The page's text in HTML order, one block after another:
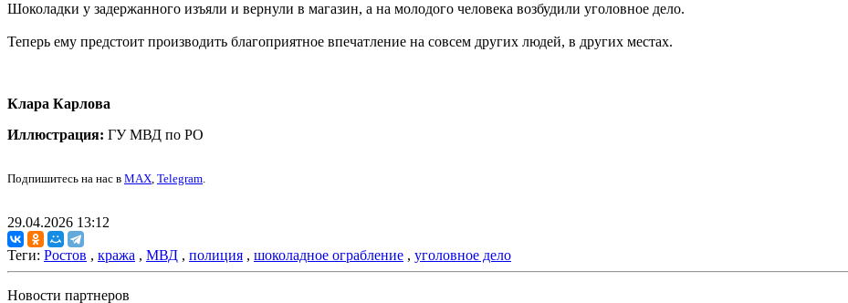
Шоколадки у задержанного изъяли и вернули в магазин, а на молодого человека возбудили уголовное дело.
Теперь ему предстоит производить благоприятное впечатление на совсем других людей, в других местах.
Клара Карлова
Иллюстрация: ГУ МВД по РО
Подпишитесь на нас в MAX, Telegram.
29.04.2026 13:12
Теги: Ростов , кража , МВД , полиция , шоколадное ограбление , уголовное дело
Новости партнеров